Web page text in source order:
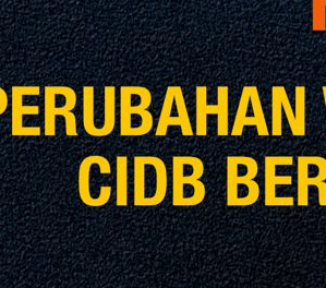
Next Post
Landskap Undang-undang
Dron dalam Pembinaan